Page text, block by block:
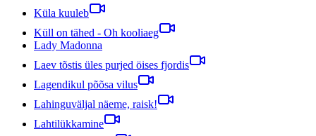
Küla kuuleb
Küll on tähed - Oh kooliaeg
Lady Madonna
Laev tõstis üles purjed öises fjordis
Lagendikul põõsa vilus
Lahinguväljal näeme, raisk!
Lahtilükkamine